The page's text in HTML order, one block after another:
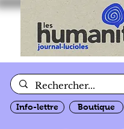
Info-lettre Boutique